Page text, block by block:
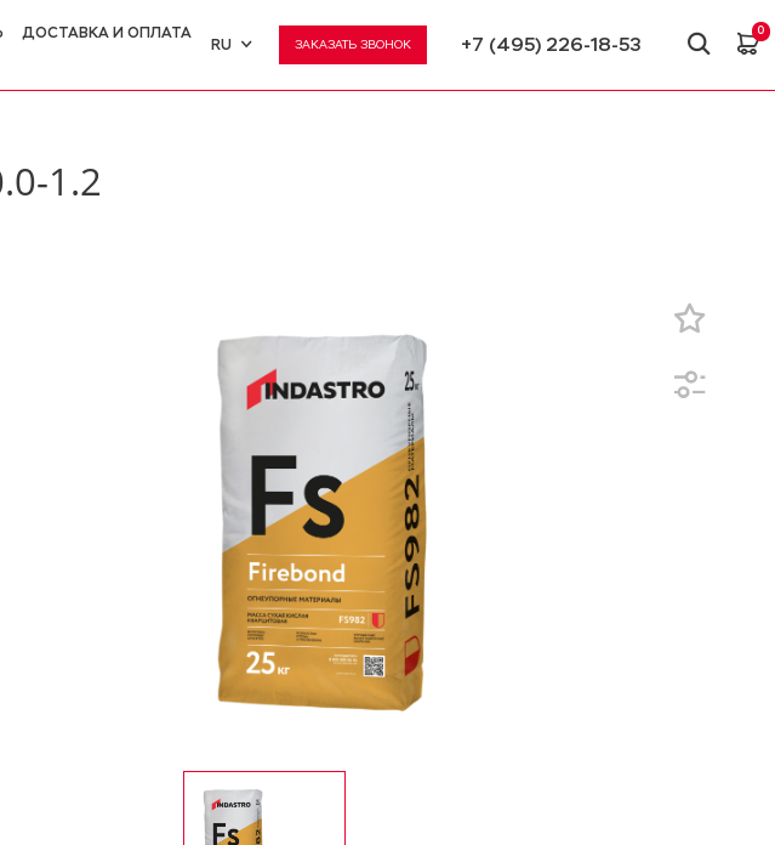
ДОСТАВКА И ОПЛАТА
RU
RU
ЗАКАЗАТЬ ЗВОНОК +7 (495) 226-18-53
0
1.2